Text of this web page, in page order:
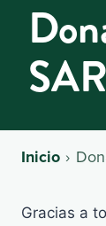
Inicio
Gracias a